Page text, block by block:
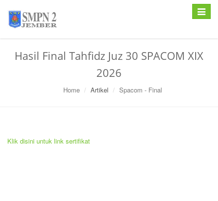
Toggle
Hasil Final Tahfidz Juz 30 SPACOM XIX
2026
Home Artikel Spacom - Final
Klik disini untuk link sertifikat